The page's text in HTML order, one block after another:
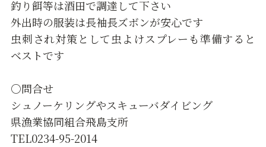
釣り餌等は酒田で調達して下さい
外出時の服装は長袖長ズボンが安心です
虫刺され対策として虫よけスプレーも準備すると
ベストです
○問合せ
シュノーケリングやスキューバダイビング
県漁業協同組合飛島支所
TEL0234-95-2014